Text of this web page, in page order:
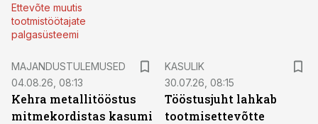
Ettevõte muutis
tootmistöötajate
palgasüsteemi
MAJANDUSTULEMUSED
04.08.26, 08:13
Kehra metallitööstus
mitmekordistas kasumi
KASULIK
30.07.26, 08:15
Tööstusjuht lahkab
tootmisettevõtte